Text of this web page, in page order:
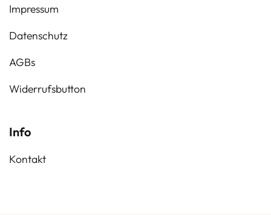
Impressum
Datenschutz
AGBs
Widerrufsbutton
Info
Kontakt